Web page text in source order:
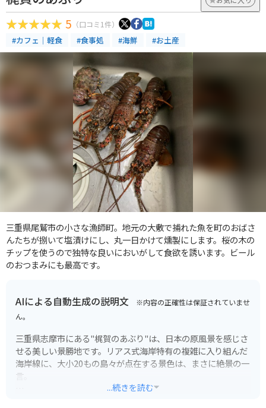
5 （口コミ1件）
#カフェ｜軽食 #食事処 #海鮮 #お土産
三重県尾鷲市の小さな漁師町。地元の大敷で捕れた魚を町のおばさ
んたちが捌いて塩漬けにし、丸一日かけて燻製にします。桜の木の
チップを使うので独特な良いにおいがして食欲を誘います。ビール
のおつまみにも最高です。
AIによる自動生成の説明文 ※内容の正確性は保証されていませ
ん。
三重県志摩市にある"梶賀のあぶり"は、日本の原風景を感じさ
せる美しい景勝地です。リアス式海岸特有の複雑に入り組んだ
海岸線に、大小20もの島々が点在する景色は、まさに絶景の一
言。
...続きを読む